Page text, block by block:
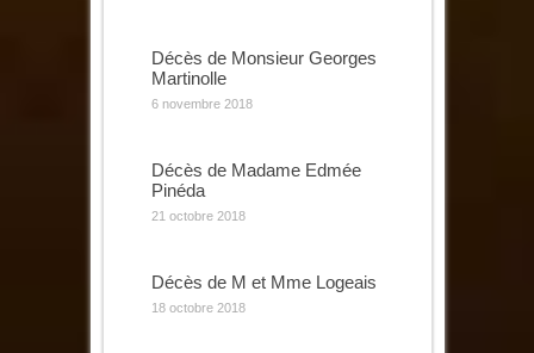
Décès de Monsieur Georges
Martinolle
6 novembre 2018
Décès de Madame Edmée
Pinéda
21 octobre 2018
Décès de M et Mme Logeais
18 octobre 2018